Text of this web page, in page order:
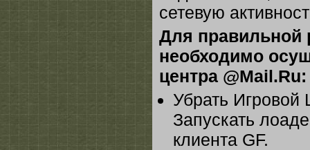
сетевую
Для правильной
необходимо
центра @Mail.Ru:
Убрать Игровой
Запускать
клиента GF.